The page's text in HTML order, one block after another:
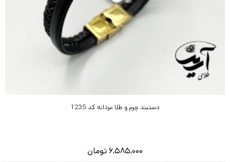
دستبند چرم و طلا مردانه کد 1235
6,585,000تومان